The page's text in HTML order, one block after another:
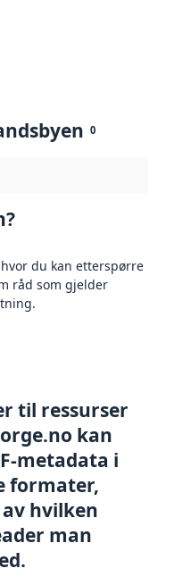
0
du kan etterspørre
råd som gjelder
til ressurser
kan
metadata i
formater,
hvilken
man